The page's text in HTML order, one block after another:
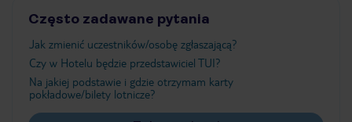
Często zadawane pytania
Jak zmienić uczestników/osobę zgłaszającą?
Czy w Hotelu będzie przedstawiciel TUI?
Na jakiej podstawie i gdzie otrzymam karty
pokładowe/bilety lotnicze?